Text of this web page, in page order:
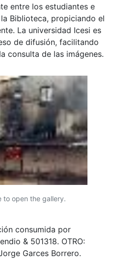
entre los estudiantes e
Biblioteca, propiciando el
La universidad Icesi es
de difusión, facilitando
consulta de las imágenes.
to open the gallery.
consumida por
& 501318. OTRO:
Garces Borrero.